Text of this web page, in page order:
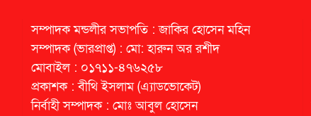
সম্পাদক মন্ডলীর সভাপতি : জাকির হোসেন মহিন
সম্পাদক (ভারপ্রাপ্ত) : মো: হারুন অর রশীদ
মোবাইল : ০১৭১১-৪৭৬২৫৮
প্রকাশক : বীথি ইসলাম (এ্যাডভোকেট)
নির্বাহী সম্পাদক : মোঃ আবুল হোসেন